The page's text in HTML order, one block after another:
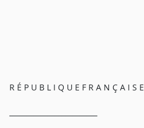
R É P U B L I Q U E F R A N Ç A I S E